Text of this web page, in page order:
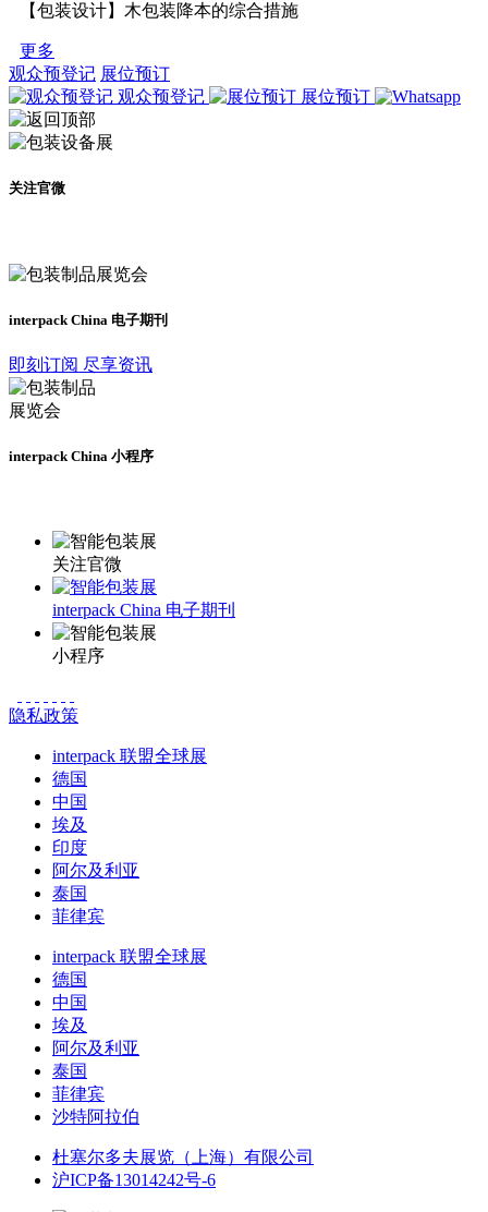
【包装设计】木包装降本的综合措施
更多
观众预登记 展位预订
观众预登记
展位预订
关注官微
interpack China 电子期刊
即刻订阅 尽享资讯
interpack China 小程序
关注官微
interpack China 电子期刊
小程序
隐私政策
interpack 联盟全球展
德国
中国
埃及
印度
阿尔及利亚
泰国
菲律宾
interpack 联盟全球展
德国
中国
埃及
阿尔及利亚
泰国
菲律宾
沙特阿拉伯
杜塞尔多夫展览（上海）有限公司
沪ICP备13014242号-6